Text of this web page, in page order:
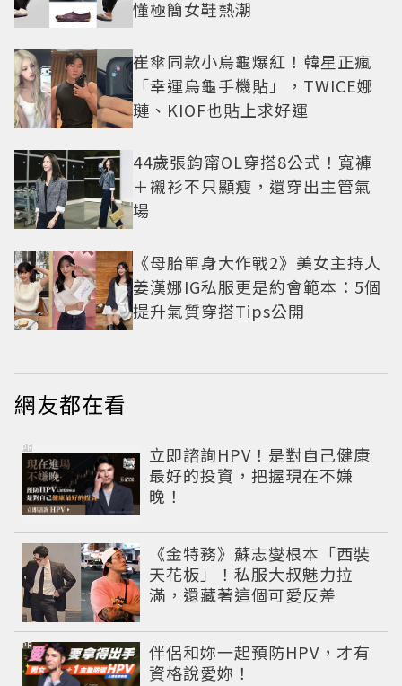
懂極簡女鞋熱潮
崔傘同款小烏龜爆紅！韓星正瘋
「幸運烏龜手機貼」，TWICE娜
璉、KIOF也貼上求好運
44歲張鈞甯OL穿搭8公式！寬褲
＋襯衫不只顯瘦，還穿出主管氣
場
《母胎單身大作戰2》美女主持人
姜漢娜IG私服更是約會範本：5個
提升氣質穿搭Tips公開
網友都在看
立即諮詢HPV！是對自己健康
最好的投資，把握現在不嫌
晚！
PR
《金特務》蘇志燮根本「西裝
天花板」！私服大叔魅力拉
滿，還藏著這個可愛反差
伴侶和妳一起預防HPV，才有
資格說愛妳！
PR